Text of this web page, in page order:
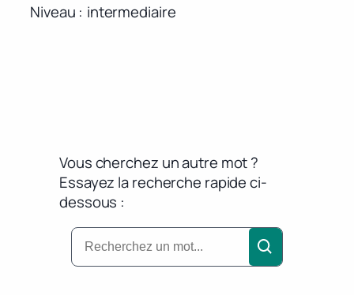
Niveau intermediaire
Vous cherchez un autre mot ?
Essayez la recherche rapide ci-
dessous :